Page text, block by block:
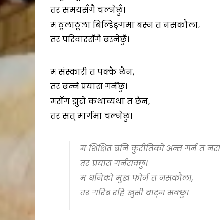
तर समयसँगै चल्नेछुँ।
म ठूलाठूला बिल्डिङ्गमा बस्न त नसकौला,
तर परिवारसँगै बस्नेछुँ।
म संस्कारी त पक्कै छैन,
तर बन्ने प्रयास गर्नेछु।
मसँग झुटो कथाव्यथा त छैन,
तर सत् मार्गमा चल्नेछु।
म शिक्षित बनि कुरीतिको अन्त गर्न त
तर प्रयास गर्नसक्छु।
म धनिको मुख फोर्न त नसकौला,
तर गरिब रहि खुसी बाढ्न सक्छु।